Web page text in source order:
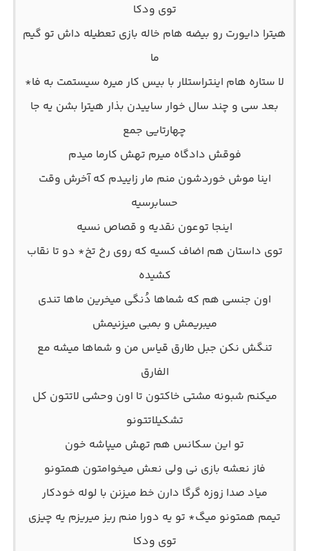
توی ودکا
هیترا دایورت رو بیضه هام خاله بازی تعطیله داش تو گیم
ما
لا ستاره هام اینتراستلار با بیس کار میره سیستمت به فا*
بعد سی و چند سال خوار ساییدن بذار هیترا بشن یه جا
چهارتایی جمع
فوقش دادگاه میرم تهش کارما میدم
اینا موش خوردشون منم مار زاییدم که آخرش وقت
حسابرسیه
اینجا توعون نقدیه و قصاص نسیه
توی داستان هم اضاف کسیه که روی رخ تخ* دو تا نقاب
کشیده
اون جنسی هم که شماها دُنگی میخرین ماها تندی
میبریمش و بمبی میزنیمش
تنگش نکن جبل طارق قیاس من و شماها میشه مع
الفارق
میکنم شبونه مشتی خاکتون تا اون وحشی لاتتون کل
تشکیلاتتونو
تو این سکانس هم تهش میپاشه خون
فاز نعشه بازی نی ولی نعش میخوامتون همتونو
میاد صدا زوزه گرگا دارن خط میزنن با لوله خودکار
تیمم همتونو میگ* تو یه دورا منم ریز میریزم یه چیزی
توی ودکا